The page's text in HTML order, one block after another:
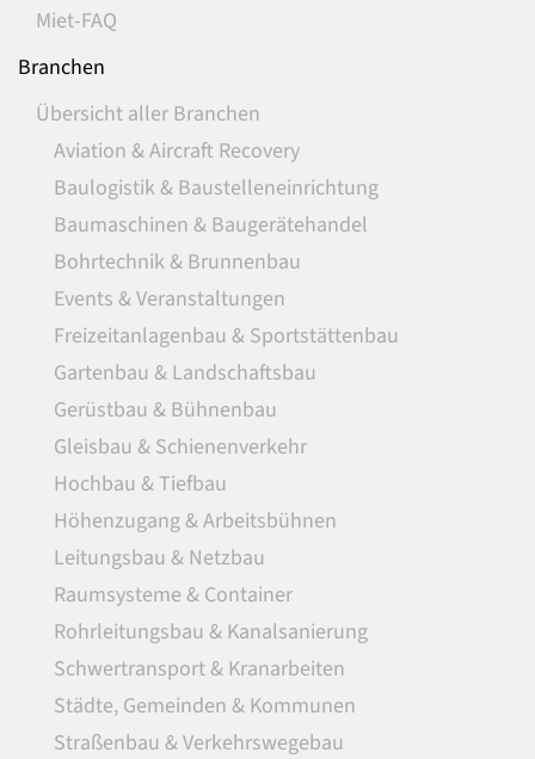
Miet-FAQ
Branchen
Übersicht aller Branchen
Aviation & Aircraft Recovery
Baulogistik & Baustelleneinrichtung
Baumaschinen & Baugerätehandel
Bohrtechnik & Brunnenbau
Events & Veranstaltungen
Freizeitanlagenbau & Sportstättenbau
Gartenbau & Landschaftsbau
Gerüstbau & Bühnenbau
Gleisbau & Schienenverkehr
Hochbau & Tiefbau
Höhenzugang & Arbeitsbühnen
Leitungsbau & Netzbau
Raumsysteme & Container
Rohrleitungsbau & Kanalsanierung
Schwertransport & Kranarbeiten
Städte, Gemeinden & Kommunen
Straßenbau & Verkehrswegebau